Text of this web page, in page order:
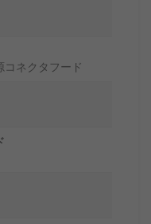
ネクタフード